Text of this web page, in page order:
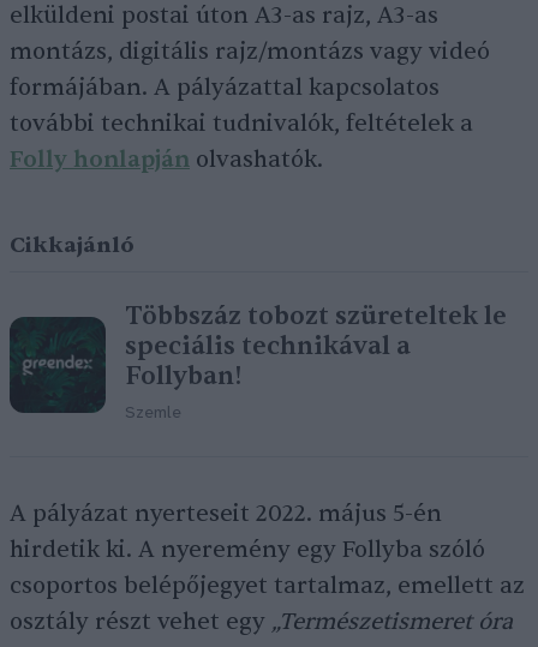
elküldeni postai úton A3-as rajz, A3-as
montázs, digitális rajz/montázs vagy videó
formájában. A pályázattal kapcsolatos
további technikai tudnivalók, feltételek a
Folly honlapján olvashatók.
Cikkajánló
Többszáz tobozt szüreteltek le
speciális technikával a
Follyban!
Szemle
A pályázat nyerteseit 2022. május 5-én
hirdetik ki. A nyeremény egy Follyba szóló
csoportos belépőjegyet tartalmaz, emellett az
osztály részt vehet egy „Természetismeret óra